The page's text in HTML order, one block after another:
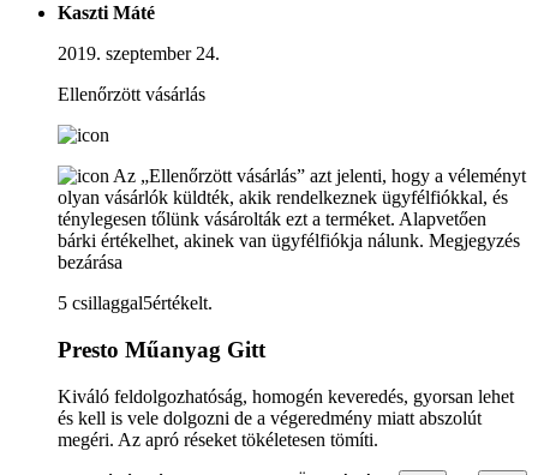
Kaszti Máté
2019. szeptember 24.
Ellenőrzött vásárlás
Az „Ellenőrzött vásárlás” azt jelenti, hogy a véleményt
olyan vásárlók küldték, akik rendelkeznek ügyfélfiókkal, és
ténylegesen tőlünk vásárolták ezt a terméket. Alapvetően
bárki értékelhet, akinek van ügyfélfiókja nálunk. Megjegyzés
bezárása
5 csillaggal5értékelt.
Presto Műanyag Gitt
Kiváló feldolgozhatóság, homogén keveredés, gyorsan lehet
és kell is vele dolgozni de a végeredmény miatt abszolút
megéri. Az apró réseket tökéletesen tömíti.